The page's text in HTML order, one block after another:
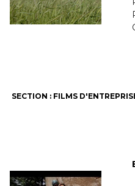
SECTION : FILMS